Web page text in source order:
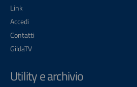
Link
Accedi
Contatti
GildaTV
Utility e archivio